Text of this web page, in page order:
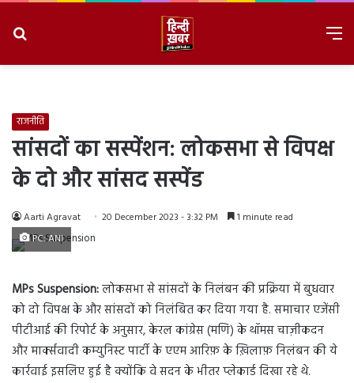
राजनीति
सांसदों का सस्पेंशन: लोकसभा से विपक्ष
के दो और सांसद सस्पेंड
Aarti Agravat 20 December 2023 - 3:32 PM 1 minute read
PC: ANI
MPs Suspension:लोकसभा से सांसदों के निलंबन की प्रक्रिया में बुधवार
को दो विपक्ष के और सांसदों को निलंबित कर दिया गया है. समाचार एजेंसी
पीटीआई की रिपोर्ट के अनुसार, केरल कांग्रेस (मणि) के थॉमस चाज़ीकदन
और मार्क्सवादी कम्युनिस्ट पार्टी के एएम आरिफ़ के ख़िलाफ़ निलंबन की ये
कार्रवाई इसलिए हुई है क्योंकि वे सदन के भीतर प्लेकार्ड दिखा रहे थे.